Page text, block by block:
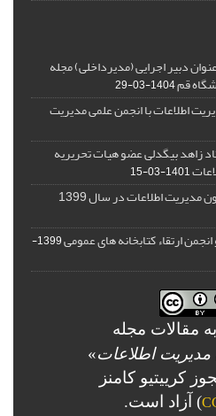
دبیر اجرایی (مدیرداخلی) مجله
قم1404-03-29
اطلاعات با انجمن علمی مدیریت
بیگدلی عضو هیات تحریریه
1401-03-15
اطلاعات در سال 1399
ارتقاء کتابخانه های عمومی
1399-
مقالات مجله
اطلاعات»
کرییتیو کامنز
) آزاد است.